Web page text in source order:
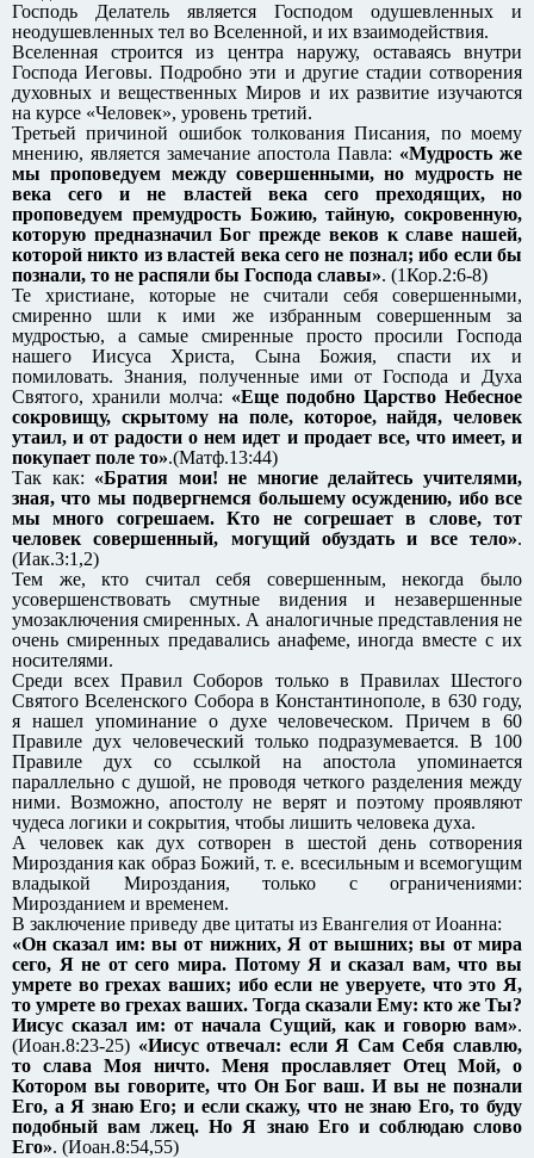
Господь Делатель является Господом одушевленных и
неодушевленных тел во Вселенной, и их взаимодействия.
Вселенная строится из центра наружу, оставаясь внутри
Господа Иеговы. Подробно эти и другие стадии сотворения
духовных и вещественных Миров и их развитие изучаются
на курсе «Человек», уровень третий.
Третьей причиной ошибок толкования Писания, по моему
мнению, является замечание апостола Павла: «Мудрость же
мы проповедуем между совершенными, но мудрость не
века сего и не властей века сего преходящих, но
проповедуем премудрость Божию, тайную, сокровенную,
которую предназначил Бог прежде веков к славе нашей,
которой никто из властей века сего не познал; ибо если бы
познали, то не распяли бы Господа славы». (1Кор.2:6-8)
Те христиане, которые не считали себя совершенными,
смиренно шли к ими же избранным совершенным за
мудростью, а самые смиренные просто просили Господа
нашего Иисуса Христа, Сына Божия, спасти их и
помиловать. Знания, полученные ими от Господа и Духа
Святого, хранили молча: «Еще подобно Царство Небесное
сокровищу, скрытому на поле, которое, найдя, человек
утаил, и от радости о нем идет и продает все, что имеет, и
покупает поле то».(Матф.13:44)
Так как: «Братия мои! не многие делайтесь учителями,
зная, что мы подвергнемся большему осуждению, ибо все
мы много согрешаем. Кто не согрешает в слове, тот
человек совершенный, могущий обуздать и все тело».
(Иак.3:1,2)
Тем же, кто считал себя совершенным, некогда было
усовершенствовать смутные видения и незавершенные
умозаключения смиренных. А аналогичные представления не
очень смиренных предавались анафеме, иногда вместе с их
носителями.
Среди всех Правил Соборов только в Правилах Шестого
Святого Вселенского Собора в Константинополе, в 630 году,
я нашел упоминание о духе человеческом. Причем в 60
Правиле дух человеческий только подразумевается. В 100
Правиле дух со ссылкой на апостола упоминается
параллельно с душой, не проводя четкого разделения между
ними. Возможно, апостолу не верят и поэтому проявляют
чудеса логики и сокрытия, чтобы лишить человека духа.
А человек как дух сотворен в шестой день сотворения
Мироздания как образ Божий, т. е. всесильным и всемогущим
владыкой Мироздания, только с ограничениями:
Мирозданием и временем.
В заключение приведу две цитаты из Евангелия от Иоанна:
«Он сказал им: вы от нижних, Я от вышних; вы от мира
сего, Я не от сего мира. Потому Я и сказал вам, что вы
умрете во грехах ваших; ибо если не уверуете, что это Я,
то умрете во грехах ваших. Тогда сказали Ему: кто же Ты?
Иисус сказал им: от начала Сущий, как и говорю вам».
(Иоан.8:23-25) «Иисус отвечал: если Я Сам Себя славлю,
то слава Моя ничто. Меня прославляет Отец Мой, о
Котором вы говорите, что Он Бог ваш. И вы не познали
Его, а Я знаю Его; и если скажу, что не знаю Его, то буду
подобный вам лжец. Но Я знаю Его и соблюдаю слово
Его». (Иоан.8:54,55)